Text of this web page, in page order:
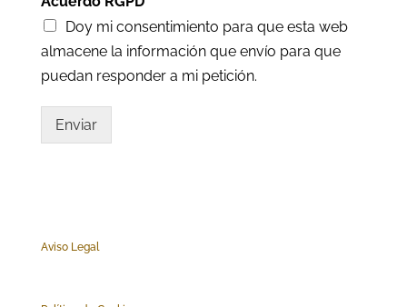
Doy mi consentimiento para que esta web
almacene la información que envío para que
puedan responder a mi petición.
Enviar
Aviso Legal